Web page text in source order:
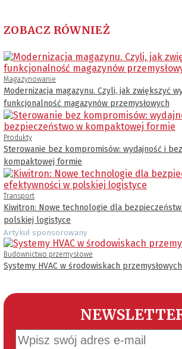
ZOBACZ RÓWNIEŻ
Magazynowanie
Modernizacja magazynu. Czyli, jak zwiększyć
funkcjonalność magazynów przemysłowych
Produkty
Sterowanie bez kompromisów: wydajność i
kompaktowej formie
Transport
Kiwitron: Nowe technologie dla
polskiej logistyce
Artykuł sponsorowany
Budownictwo przemysłowe
Systemy HVAC w środowiskach przemysłowych